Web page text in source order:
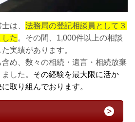
は、 法務局の登記相談員として３
た。その間、1,000件以上の相談
実績があります。
め、数々の相続・遺言・相続放棄
した。 その経験を最大限に活か
取り組んでおります。